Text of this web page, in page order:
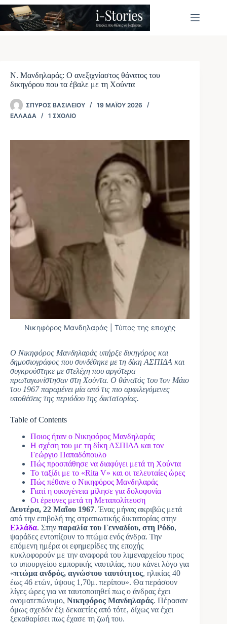
Μετάβαση
στο
περιεχόμενο
Ν. Μανδηλαράς: Ο ανεξιχνίαστος θάνατος του
δικηγόρου που τα έβαλε με τη Χούντα
ΣΠΎΡΟΣ ΒΑΣΙΛΕΊΟΥ
19 ΜΑΪ́ΟΥ 2026
ΕΛΛΆΔΑ
1 ΣΧΌΛΙΟ
Νικηφόρος Μανδηλαράς | Τύπος της εποχής
Ο Νικηφόρος Μανδηλαράς υπήρξε δικηγόρος και
δημοσιογράφος που συνδέθηκε με τη δίκη ΑΣΠΙΔΑ και
συγκρούστηκε με στελέχη που αργότερα
πρωταγωνίστησαν στη Χούντα. Ο θάνατός του τον Μάιο
του 1967 παραμένει μία από τις πιο αμφιλεγόμενες
υποθέσεις της περιόδου της δικτατορίας.
Table of Contents
Ποιος ήταν ο Νικηφόρος Μανδηλαράς
Η σχέση του με τη δίκη ΑΣΠΙΔΑ και τον
Γεώργιο Παπαδόπουλο
Πώς προσπάθησε να διαφύγει μετά τη Χούντα
Το ταξίδι με το «Rita V» και οι τελευταίες ώρες
Πώς πέθανε ο Νικηφόρος Μανδηλαράς
Γιατί η οικογένεια μίλησε για δολοφονία
Οι έρευνες μετά τη Μεταπολίτευση
Δευτέρα, 22 Μαΐου 1967. Ένας μήνας ακριβώς μετά
από την επιβολή της στρατιωτικής δικτατορίας στην
Ελλάδα. Στην παραλία του Γενναδίου, στη Ρόδο,
ψαράδες εντοπίζουν το πτώμα ενός άνδρα. Την
επόμενη ημέρα οι εφημερίδες της εποχής
κυκλοφορούν με την αναφορά του λιμεναρχείου προς
το υπουργείου εμπορικής ναυτιλίας, που κάνει λόγο για
«πτώμα ανδρός, αγνώστου ταυτότητος, ηλικίας 40
έως 46 ετών, ύψους 1,70μ. περίπου». Θα περάσουν
λίγες ώρες για να ταυτοποιηθεί πως ο άνδρας έχει
ονοματεπώνυμο, Νικηφόρος Μανδηλαράς. Πέρασαν
όμως σχεδόν έξι δεκαετίες από τότε, δίχως να έχει
ξεκαθαρίσει πως έχασε τη ζωή του.